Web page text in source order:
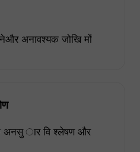
अनावश्यक जोखि मों
अनसु ार वि श्लेषण और